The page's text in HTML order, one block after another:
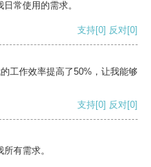
常使用的需求。
支持[0] 反对[0]
工作效率提高了50%，让我能够
支持[0] 反对[0]
有需求。